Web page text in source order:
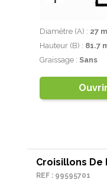
Diamètre (A) : 27
Hauteur (B) : 81.7
Graissage : Sans
Croisillons De
REF : 99595701